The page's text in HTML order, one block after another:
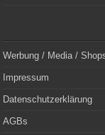
Werbung / Media /
Impressum
Datenschutzerklärung
AGBs